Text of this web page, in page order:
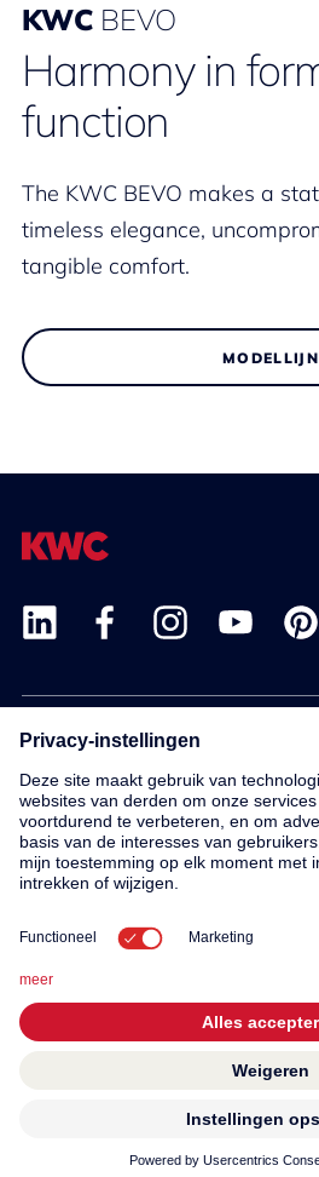
KWC BEVO
Harmony in
function
The KWC BEVO makes a
timeless elegance,
tangible comfort.
MODELLIJN
Service
Contact
© 2026 KWC
General terms and